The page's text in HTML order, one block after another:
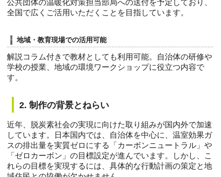
公共団体の温暖化対策担当部局への送付を予定しており、
全国で広くご活用いただくことを目指しています。
地域・教育現場での活用可能
解説コラム付きで教材としても利用可能。自治体の研修や
学校の授業、地域の環境ワークショップに役立つ内容で
す。
2. 制作の背景とねらい
近年、脱炭素社会の実現に向けた取り組みが国内外で加速
しています。日本国内では、自治体を中心に、温室効果ガ
スの排出量を実質ゼロにする「カーボンニュートラル」や
「ゼロカーボン」の目標設定が進んでいます。しかし、こ
れらの目標を実現するには、具体的な行動計画の策定と地